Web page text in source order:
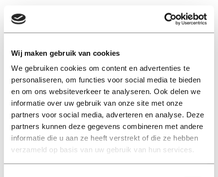
Wij maken gebruik van cookies
We gebruiken cookies om content en advertenties te
personaliseren, om functies voor social media te bieden
en om ons websiteverkeer te analyseren. Ook delen we
informatie over uw gebruik van onze site met onze
partners voor social media, adverteren en analyse. Deze
partners kunnen deze gegevens combineren met andere
informatie die u aan ze heeft verstrekt of die ze hebben
verzameld op basis van uw gebruik van hun services.
EN
cigarette litter
International
Smokers now taking their habit
—and their cigarette butts—to
outskirts of campus
29 augustus 2019